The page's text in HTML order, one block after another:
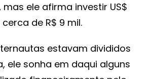
mas ele afirma investir US$
de R$ 9 mil.
estavam divididos
ele sonha em daqui alguns